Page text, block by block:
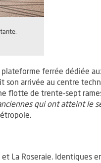
ferrée dédiée
son arrivée au centre
flotte de trente-sept
qui ont atteint le
La Roseraie. Identiques